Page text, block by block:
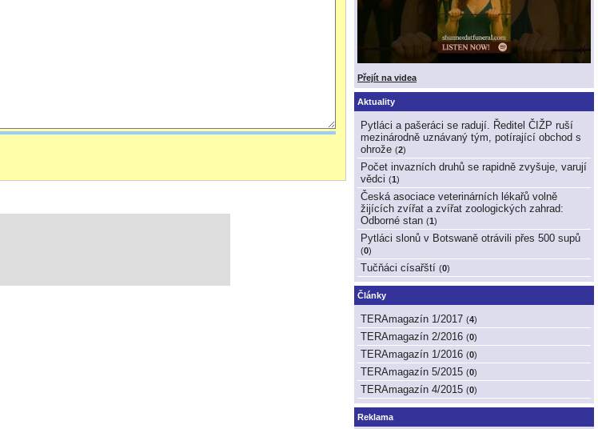
Přejít na videa
Aktuality
Pytláci a pašeráci se radují. Ředitel ČIŽP ruší
mezinárodně uznávaný tým, potírající obchod s
ohrože (2)
Počet invazních druhů se rapidně zvyšuje, varují
vědci (1)
Česká asociace veterinárních lékařů volně
žijících zvířat a zvířat zoologických zahrad:
Odborné stan (1)
Pytláci slonů v Botswaně otrávili přes 500 supů
(0)
Tučňáci císařští (0)
Články
TERAmagazín 1/2017 (4)
TERAmagazín 2/2016 (0)
TERAmagazín 1/2016 (0)
TERAmagazín 5/2015 (0)
TERAmagazín 4/2015 (0)
Reklama